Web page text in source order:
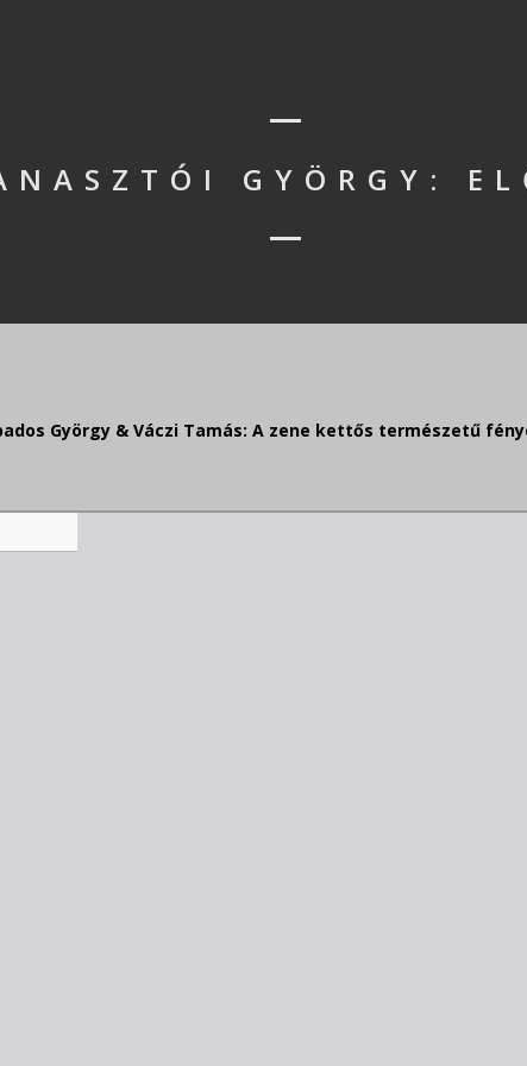
GYÖRGY:
György & Váczi Tamás: A zene kettős természetű